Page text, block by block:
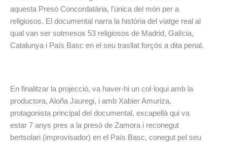
aquesta Presó Concordatària, l’única del món per a
religiosos. El documental narra la història del viatge real al
qual van ser sotmesos 53 religiosos de Madrid, Galícia,
Catalunya i País Basc en el seu trasllat forçós a dita penal.
En finalitzar la projecció, va haver-hi un col·loqui amb la
productora, Aloña Jauregi, i amb Xabier Amuriza,
protagonista principal del documental, excapellà qui va
estar 7 anys pres a la presó de Zamora i reconegut
bertsolari (improvisador) en el País Basc, conegut pel seu